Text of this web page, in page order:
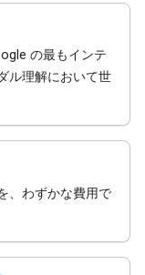
の最もインテ
ル理解において世
、わずかな費用で